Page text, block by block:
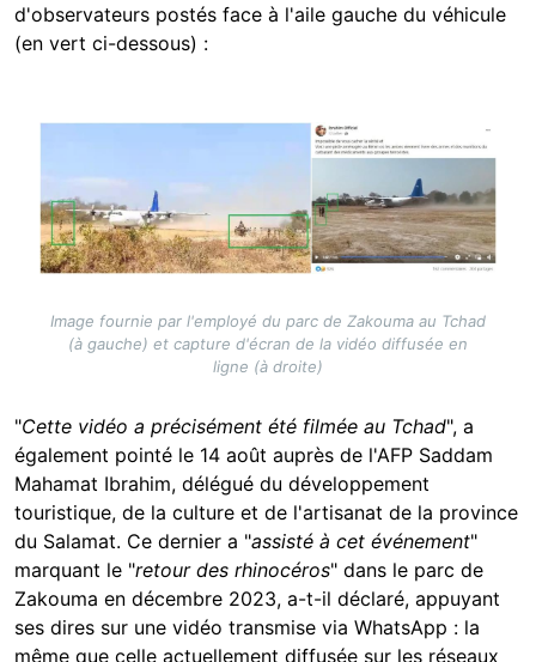
d'observateurs postés face à l'aile gauche du véhicule
(en vert ci-dessous) :
Image fournie par l'employé du parc de Zakouma au Tchad
(à gauche) et capture d'écran de la vidéo diffusée en
ligne (à droite)
"Cette vidéo a précisément été filmée au Tchad", a
également pointé le 14 août auprès de l'AFP Saddam
Mahamat Ibrahim, délégué du développement
touristique, de la culture et de l'artisanat de la province
du Salamat. Ce dernier a "assisté à cet événement"
marquant le "retour des rhinocéros" dans le parc de
Zakouma en décembre 2023, a-t-il déclaré, appuyant
ses dires sur une vidéo transmise via WhatsApp : la
même que celle actuellement diffusée sur les réseaux